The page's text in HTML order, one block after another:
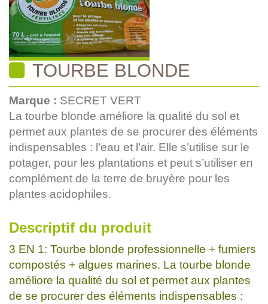
TOURBE BLONDE
Marque : SECRET VERT
La tourbe blonde améliore la qualité du sol et
permet aux plantes de se procurer des éléments
indispensables : l’eau et l’air. Elle s’utilise sur le
potager, pour les plantations et peut s’utiliser en
complément de la terre de bruyère pour les
plantes acidophiles.
Descriptif du produit
3 EN 1: Tourbe blonde professionnelle + fumiers
compostés + algues marines. La tourbe blonde
améliore la qualité du sol et permet aux plantes
de se procurer des éléments indispensables :